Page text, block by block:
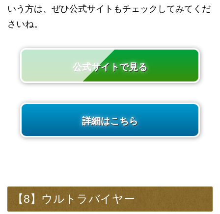
いう方は、ぜひ公式サイトもチェックしてみてくだ
さいね。
公式サイトで見る
詳細はこちら
【8】ウルトラバイヤー